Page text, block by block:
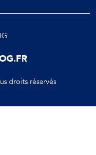
droits réservés